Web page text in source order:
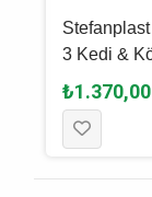
3 Kedi &
Yatağı
x 55 x 32
₺1.370,00